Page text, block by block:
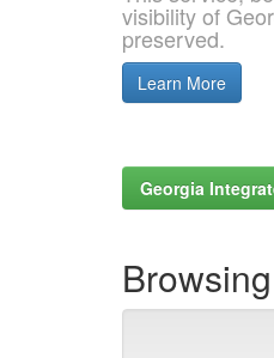
visibility of
preserved.
Learn More
Georgia